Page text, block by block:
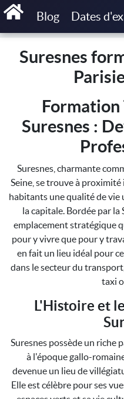
Blog Dates
Accueil Suresnes
Suresnes
Formation
Suresnes :
Suresnes, charmante
Seine, se trouve à
habitants une qualité de
la capitale. Bordée par la
emplacement stratégique
pour y vivre que pour y
en fait un lieu idéal pour
dans le secteur du
taxi
L'Histoire et
Suresnes possède un
à l'époque gallo-
devenue un lieu de
Elle est célèbre pour ses